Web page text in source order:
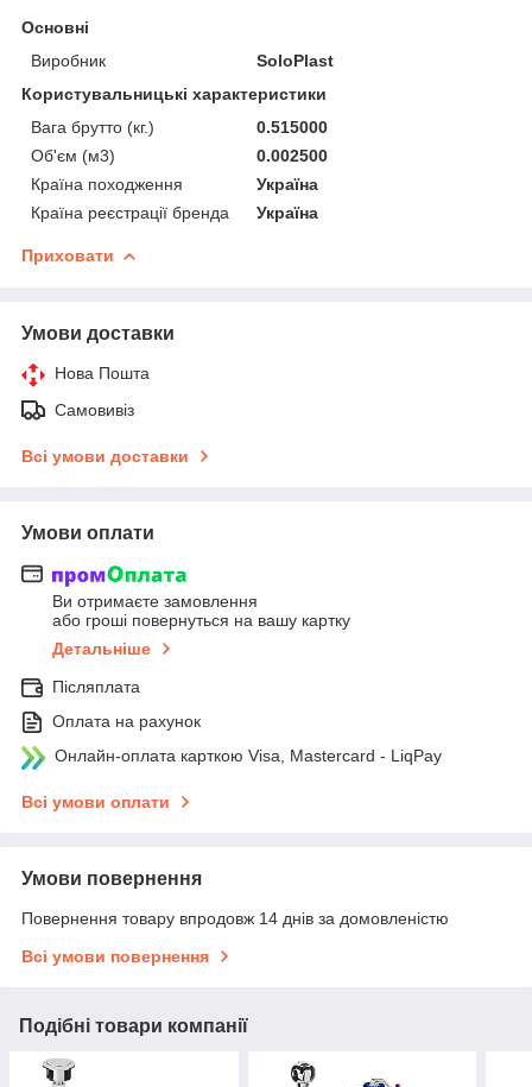
Основні
Виробник
SoloPlast
Користувальницькі характеристики
Вага брутто (кг.)
0.515000
Об'єм (м3)
0.002500
Країна походження
Україна
Країна реєстрації бренда
Україна
Приховати
Умови доставки
Нова Пошта
Самовивіз
Всі умови доставки
Умови оплати
Ви отримаєте замовлення
або гроші повернуться на вашу картку
Детальніше
Післяплата
Оплата на рахунок
Онлайн-оплата карткою Visa, Mastercard - LiqPay
Всі умови оплати
Умови повернення
Повернення товару впродовж 14 днів за домовленістю
Всі умови повернення
Подібні товари компанії